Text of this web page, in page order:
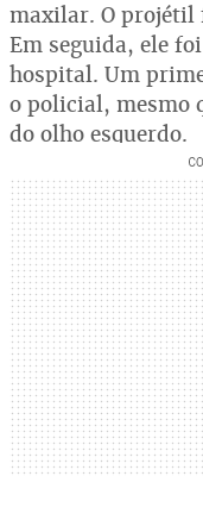
maxilar. O projétil
Em seguida, ele
hospital. Um
o policial, mesmo
do olho esquerdo.